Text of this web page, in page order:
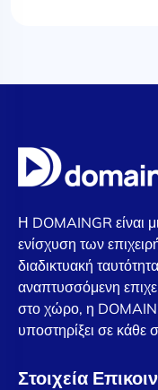
Η DOMAINGR είναι
ενίσχυση των
διαδικτυακή
αναπτυσσόμενη
στο χώρο, η
υποστηρίξει σε κάθε
Στοιχεία